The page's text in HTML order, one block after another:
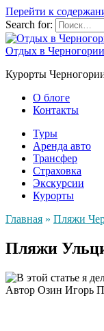
Перейти к
Search for:
Отдых в Черногории
Курорты
О блоге
Контакты
Туры
Аренда авто
Трансфер
Страховка
Экскурсии
Курорты
Главная » Пляжи
Пляжи
Автор Озин Игорь